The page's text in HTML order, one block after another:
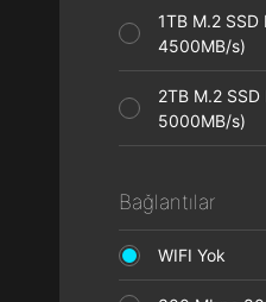
1TB M.2
4500MB/s)
2TB M.2
5000MB/s)
Bağlantılar
WIFI Yok